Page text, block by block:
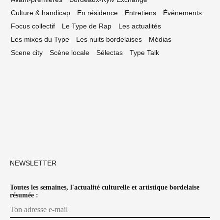
Culture & handicap
En résidence Entretiens
Événements
Focus collectif
Le Type de Rap
Les actualités
Les mixes du Type
Les nuits bordelaises
Médias
Scene city
Scène locale Sélectas Type Talk
NEWSLETTER
Toutes les semaines, l'actualité culturelle et artistique bordelaise
résumée :